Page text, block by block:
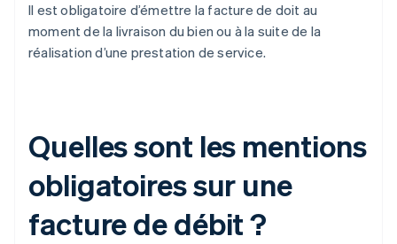
Il est obligatoire d’émettre la facture de doit au
moment de la livraison du bien ou à la suite de la
réalisation d’une prestation de service.
Quelles sont les mentions
obligatoires sur une
facture de débit ?